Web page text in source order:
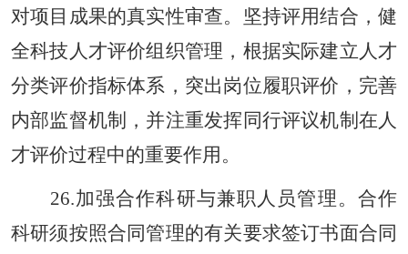
对项目成果的真实性审查。坚持评用结合，健
全科技人才评价组织管理，根据实际建立人才
分类评价指标体系，突出岗位履职评价，完善
内部监督机制，并注重发挥同行评议机制在人
才评价过程中的重要作用。
26.加强合作科研与兼职人员管理。合作
科研须按照合同管理的有关要求签订书面合同